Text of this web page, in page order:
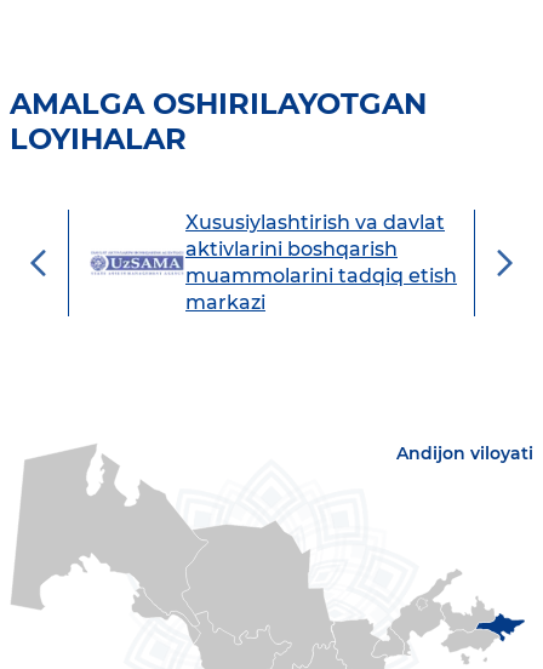
AMALGA OSHIRILAYOTGAN
LOYIHALAR
Xususiylashtirish va davlat
aktivlarini boshqarish
muammolarini tadqiq etish
markazi
Andijon viloyati